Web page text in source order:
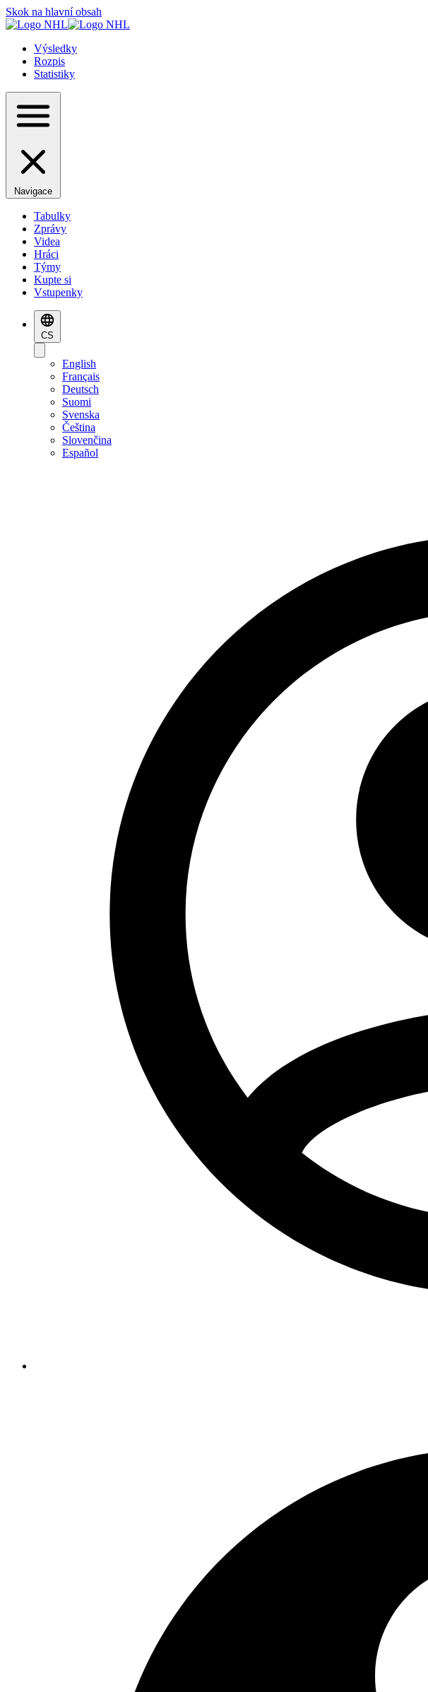
Skok na hlavní obsah
Výsledky
Rozpis
Statistiky
Navigace
Tabulky
Zprávy
Videa
Hráci
Týmy
Kupte si
Vstupenky
CS
English
Français
Deutsch
Suomi
Svenska
Čeština
Slovenčina
Español